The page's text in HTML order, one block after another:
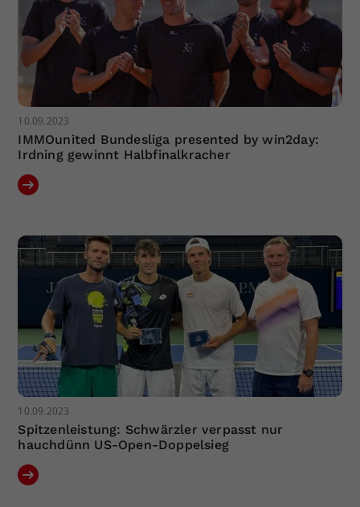
10.09.2023
IMMOunited Bundesliga presented by win2day:
Irdning gewinnt Halbfinalkracher
10.09.2023
Spitzenleistung: Schwärzler verpasst nur
hauchdünn US-Open-Doppelsieg